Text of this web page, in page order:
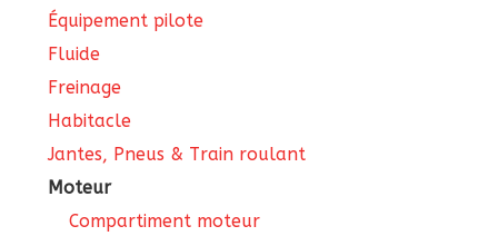
Équipement pilote
Fluide
Freinage
Habitacle
Jantes, Pneus & Train roulant
Moteur
Compartiment moteur